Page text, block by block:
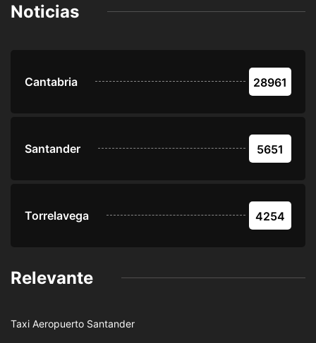
Noticias
Cantabria 28961
Santander 5651
Torrelavega 4254
Relevante
Taxi Aeropuerto Santander